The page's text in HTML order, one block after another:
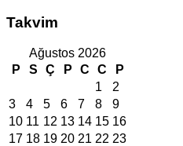
Takvim
Ağustos 2026
P
S Ç P C C
P
1
2
3
4 5 6 7 8
9
10 11 12 13 14 15 16
17 18 19 20 21 22 23